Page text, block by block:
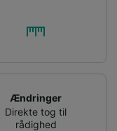
Ændringer
Direkte tog til
rådighed